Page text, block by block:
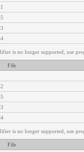
is no longer supported, use
File
is no longer supported, use
File